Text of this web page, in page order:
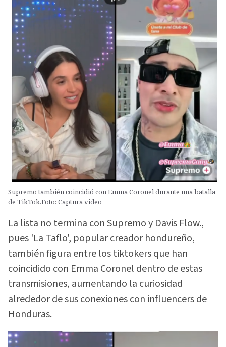
Supremo también coincidió con Emma Coronel durante una batalla
de TikTok.Foto: Captura video
La lista no termina con Supremo y Davis Flow.,
pues 'La Taflo', popular creador hondureño,
también figura entre los tiktokers que han
coincidido con Emma Coronel dentro de estas
transmisiones, aumentando la curiosidad
alrededor de sus conexiones con influencers de
Honduras.